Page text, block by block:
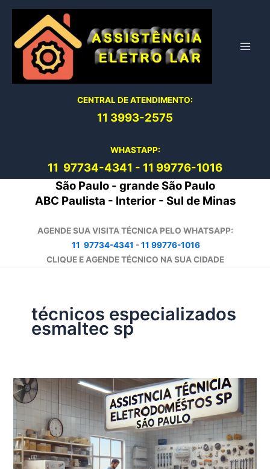
conteúdo
CENTRAL DE ATENDIMENTO:
11 3993-2575
WHASTAPP:
11 97734-4341 - 11 99776-1016
São Paulo - grande São Paulo
ABC Paulista - Interior - Sul de Minas
AGENDE SUA VISITA TÉCNICA PELO WHATSAPP:
11 97734-4341 -11 99776-1016
CLIQUE E AGENDE TÉCNICO NA SUA CIDADE
técnicos especializados
esmaltec sp